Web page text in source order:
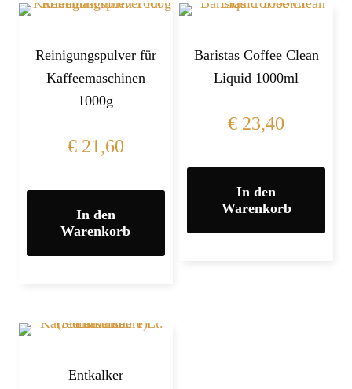
Reinigungspulver für
Kaffeemaschinen
1000g
€21,60
In den
Warenkorb
Baristas Coffee Clean
Liquid 1000ml
€ 23,40
In den
Warenkorb
Entkalker